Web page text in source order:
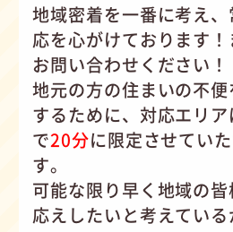
地域密着を一番に考え
応を心がけております
お問い合わせください！
地元の方の住まいの不
するために、対応エリ
で20分に限定させてい
す。
可能な限り早く地域の
応えしたいと考えている